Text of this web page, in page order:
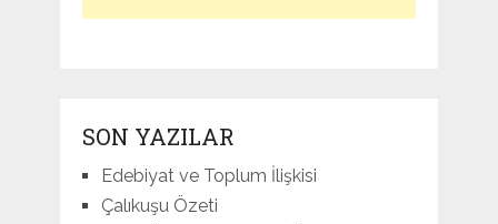
SON YAZILAR
Edebiyat ve Toplum İlişkisi
Çalıkuşu Özeti